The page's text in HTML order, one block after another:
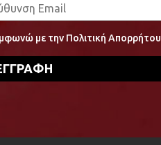
με την Πολιτική Απορρήτου